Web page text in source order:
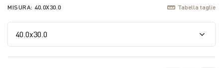
MISURA: 40.0X30.0 Tabella taglie